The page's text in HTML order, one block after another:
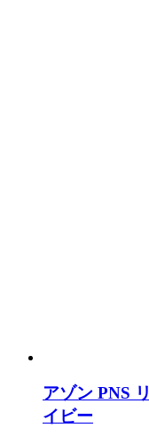
アゾン PNS
イビー